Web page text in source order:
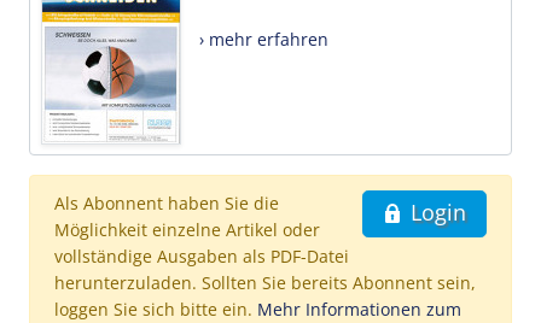
› mehr erfahren
Login
Als Abonnent haben Sie die
Möglichkeit einzelne Artikel oder
vollständige Ausgaben als PDF-Datei
herunterzuladen. Sollten Sie bereits Abonnent sein,
loggen Sie sich bitte ein. Mehr Informationen zum